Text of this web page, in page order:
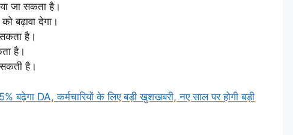
जा सकता है।
बढ़ावा देगा।
है।
है।
सकती है।
DA, कर्मचारियों के लिए बड़ी खुशखबरी, नए साल पर होगी बड़ी